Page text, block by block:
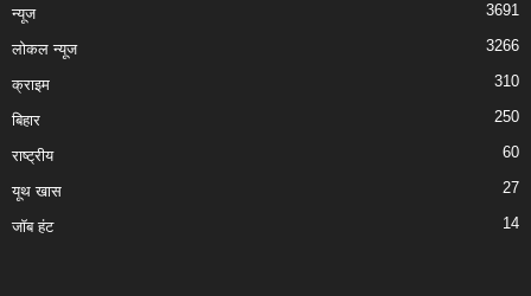
न्यूज 3691
लोकल न्यूज 3266
क्राइम 310
बिहार 250
राष्ट्रीय 60
यूथ खास 27
जॉब हंट 14